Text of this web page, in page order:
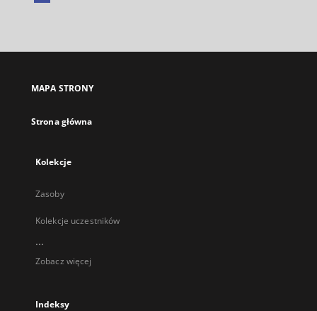
się
karcie
MAPA STRONY
Strona główna
Kolekcje
Zasoby
Kolekcje uczestników
...
Zobacz więcej
Indeksy